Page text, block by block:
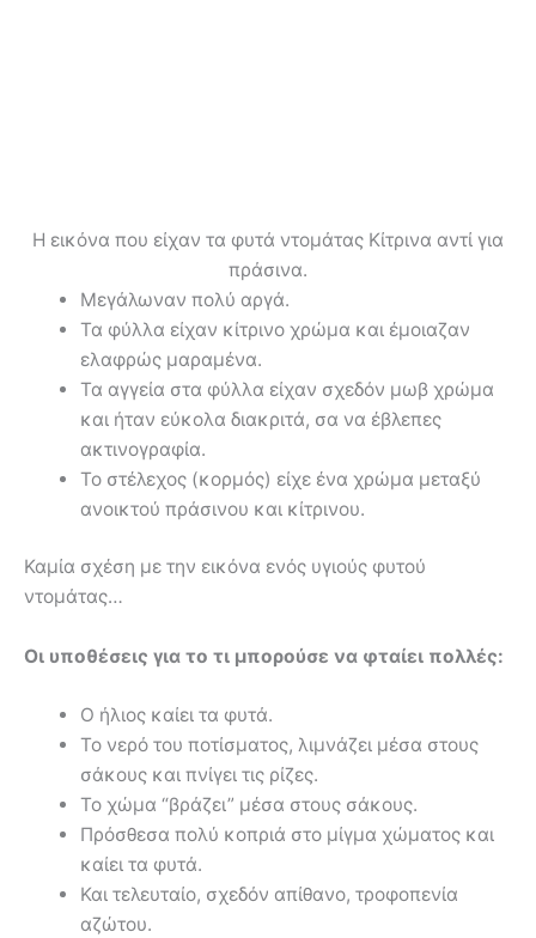
Η εικόνα που είχαν τα φυτά ντομάτας Κίτρινα αντί για
πράσινα.
Μεγάλωναν πολύ αργά.
Τα φύλλα είχαν κίτρινο χρώμα και έμοιαζαν
ελαφρώς μαραμένα.
Τα αγγεία στα φύλλα είχαν σχεδόν μωβ χρώμα
και ήταν εύκολα διακριτά, σα να έβλεπες
ακτινογραφία.
Το στέλεχος (κορμός) είχε ένα χρώμα μεταξύ
ανοικτού πράσινου και κίτρινου.
Καμία σχέση με την εικόνα ενός υγιούς φυτού
ντομάτας…
Οι υποθέσεις για το τι μπορούσε να φταίει πολλές:
Ο ήλιος καίει τα φυτά.
Το νερό του ποτίσματος, λιμνάζει μέσα στους
σάκους και πνίγει τις ρίζες.
Το χώμα “βράζει” μέσα στους σάκους.
Πρόσθεσα πολύ κοπριά στο μίγμα χώματος και
καίει τα φυτά.
Και τελευταίο, σχεδόν απίθανο, τροφοπενία
αζώτου.